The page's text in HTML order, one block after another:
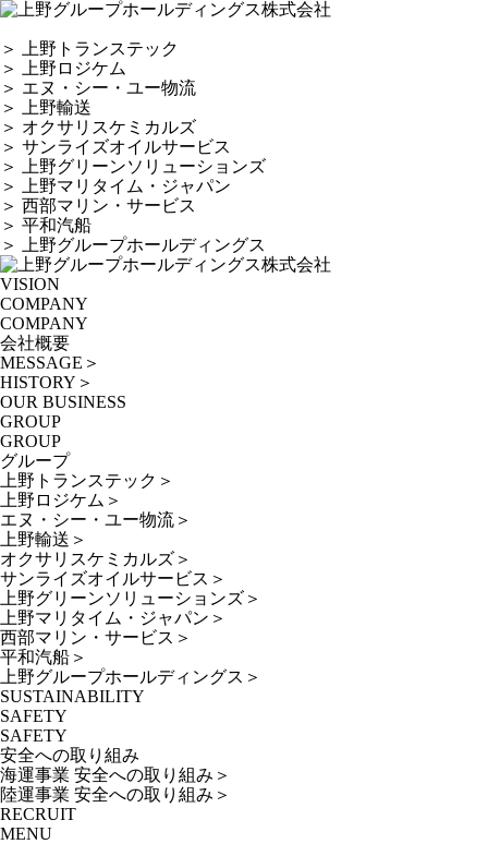
＞
上野トランステック
＞
上野ロジケム
＞ エヌ・シー・ユー物流
＞
上野輸送
＞ オクサリスケミカルズ
＞ サンライズオイルサービス
＞
上野グリーンソリューションズ
＞
上野マリタイム・ジャパン
＞ 西部マリン・サービス
＞ 平和汽船
＞
上野グループホールディングス
VISION
COMPANY
COMPANY
会社概要
MESSAGE ＞
HISTORY ＞
OUR BUSINESS
GROUP
GROUP
グループ
上野トランステック ＞
上野ロジケム ＞
エヌ・シー・ユー物流 ＞
上野輸送 ＞
オクサリスケミカルズ ＞
サンライズオイルサービス ＞
上野グリーンソリューションズ ＞
上野マリタイム・ジャパン ＞
西部マリン・サービス ＞
平和汽船 ＞
上野グループホールディングス ＞
SUSTAINABILITY
SAFETY
SAFETY
安全への取り組み
海運事業 安全への取り組み ＞
陸運事業 安全への取り組み ＞
RECRUIT
MENU